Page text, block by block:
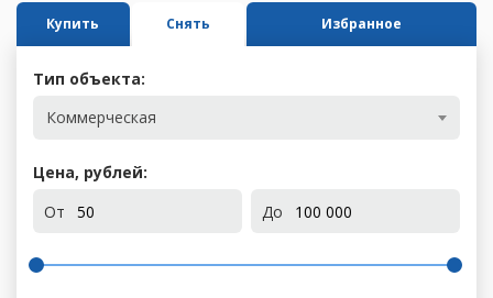
Купить Снять Избранное
Тип объекта:
Коммерческая
Цена, рублей:
От
До